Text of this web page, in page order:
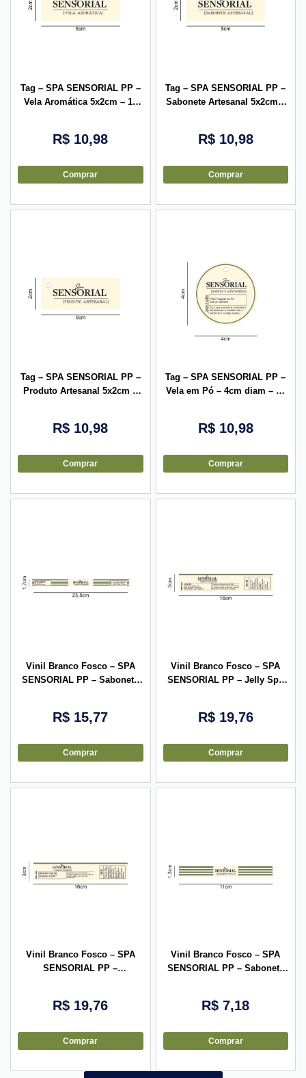
Tag – SPA SENSORIAL PP –
Vela Aromática 5x2cm – 10
R$ 10,98
Comprar
Tag – SPA SENSORIAL PP –
Sabonete Artesanal 5x2cm –
R$10,98
Comprar
Tag – SPA SENSORIAL PP –
Produto Artesanal 5x2cm –
R$ 10,98
Comprar
Tag – SPA SENSORIAL PP –
Vela em Pó – 4cm diam – 10
R$10,98
Comprar
Vinil Branco Fosco – SPA
SENSORIAL PP – Sabonete
R$ 15,77
Comprar
Vinil Branco Fosco – SPA
SENSORIAL PP – Jelly Spa
R$19,76
Comprar
Vinil Branco Fosco – SPA
SENSORIAL PP –
R$ 19,76
Comprar
Vinil Branco Fosco – SPA
SENSORIAL PP – Sabonete
R$ 7,18
Comprar